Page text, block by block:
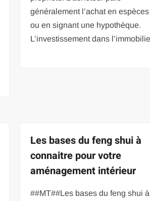
généralement l’achat en espèces
ou en signant une hypothèque.
L’investissement dans
Les bases du feng shui à
connaitre pour votre
aménagement intérieur
##MT##Les bases du feng shui à